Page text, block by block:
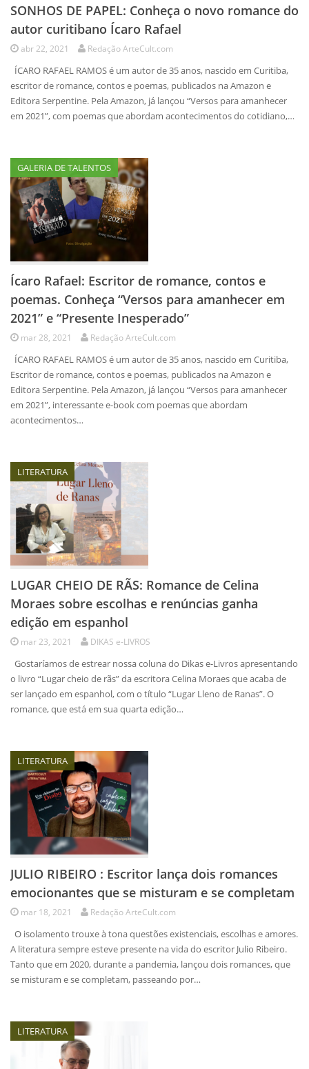
SONHOS DE PAPEL: Conheça o novo romance do
autor curitibano Ícaro Rafael
abr 22, 2021 Redação ArteCult.com
ÍCARO RAFAEL RAMOS é um autor de 35 anos, nascido em Curitiba,
escritor de romance, contos e poemas, publicados na Amazon e
Editora Serpentine. Pela Amazon, já lançou “Versos para amanhecer
em 2021”, com poemas que abordam acontecimentos do cotidiano,…
GALERIA DE TALENTOS
Ícaro Rafael: Escritor de romance, contos e
poemas. Conheça “Versos para amanhecer em
2021” e “Presente Inesperado”
mar 28, 2021 Redação ArteCult.com
ÍCARO RAFAEL RAMOS é um autor de 35 anos, nascido em Curitiba,
Escritor de romance, contos e poemas, publicados na Amazon e
Editora Serpentine. Pela Amazon, já lançou “Versos para amanhecer
em 2021”, interessante e-book com poemas que abordam
acontecimentos…
LITERATURA
LUGAR CHEIO DE RÃS: Romance de Celina
Moraes sobre escolhas e renúncias ganha
edição em espanhol
mar 23, 2021 DIKAS e-LIVROS
Gostaríamos de estrear nossa coluna do Dikas e-Livros apresentando
o livro “Lugar cheio de rãs” da escritora Celina Moraes que acaba de
ser lançado em espanhol, com o título “Lugar Lleno de Ranas”. O
romance, que está em sua quarta edição…
LITERATURA
JULIO RIBEIRO : Escritor lança dois romances
emocionantes que se misturam e se completam
mar 18, 2021 Redação ArteCult.com
O isolamento trouxe à tona questões existenciais, escolhas e amores.
A literatura sempre esteve presente na vida do escritor Julio Ribeiro.
Tanto que em 2020, durante a pandemia, lançou dois romances, que
se misturam e se completam, passeando por…
LITERATURA